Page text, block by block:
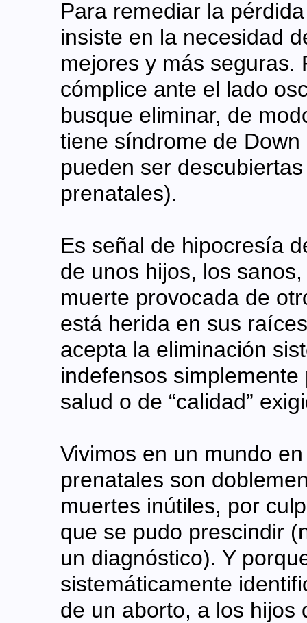
Para remediar la
insiste en la necesidad
mejores y más seguras.
cómplice ante el lado
busque eliminar, de
tiene síndrome de
pueden ser
prenatales).
Es señal de hipocresía
de unos hijos, los
muerte provocada de
está herida en sus
acepta la eliminación
indefensos
salud o de “calidad”
Vivimos en un mundo
prenatales son
muertes inútiles, por
que se pudo prescindir
un diagnóstico). Y
sistemáticamente
de un aborto, a los hijos